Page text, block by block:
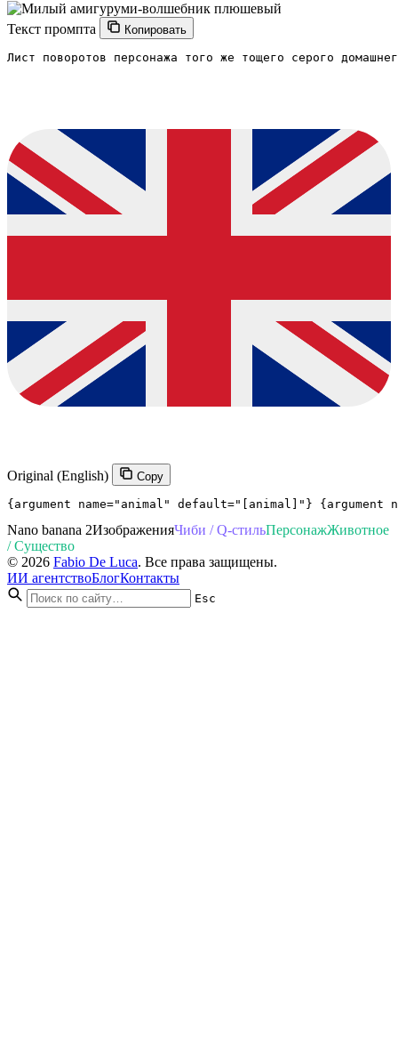
Текст промпта Копировать
Лист поворотов персонажа того же тощего серого
Original (English) Copy
{argument name="animal" default="[animal]"}
Nano banana 2ИзображенияЧиби / Q-стильПерсонажЖивотное
/ Существо
© 2026 Fabio De Luca. Все права защищены.
ИИ агентствоБлогКонтакты
Esc